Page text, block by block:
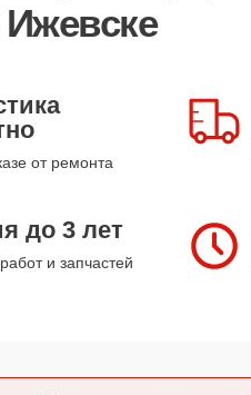
от ремонта
до 3 лет
и запчастей